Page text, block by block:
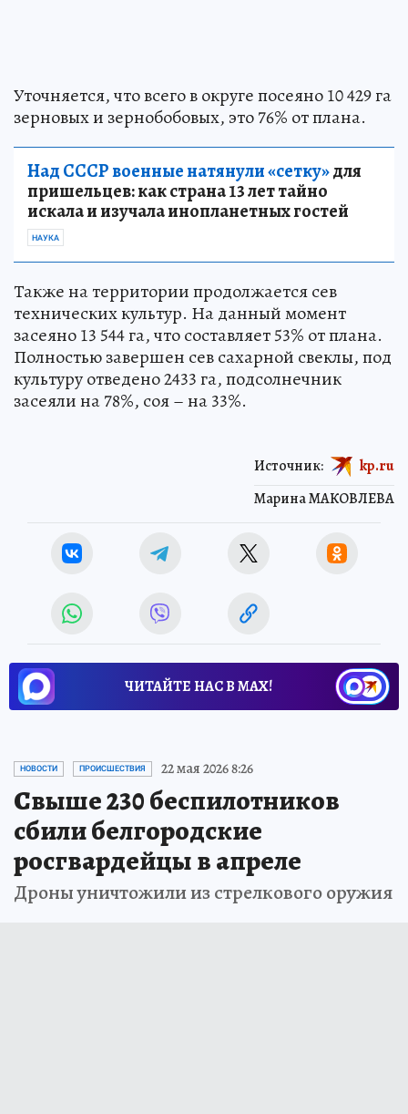
Уточняется, что всего в округе посеяно 10 429 га
зерновых и зернобобовых, это 76% от плана.
Над СССР военные натянули «сетку»для
пришельцев: как страна 13 лет тайно
искала и изучала инопланетных гостей
НАУКА
Также на территории продолжается сев
технических культур. На данный момент
засеяно 13 544 га, что составляет 53% от плана.
Полностью завершен сев сахарной свеклы, под
культуру отведено 2433 га, подсолнечник
засеяли на 78%, соя – на 33%.
Марина МАКОВЛЕВА
Источник: kp.ru
ЧИТАЙТЕ НАС В МАХ!
НОВОСТИ ПРОИСШЕСТВИЯ 22 мая 2026 8:26
Свыше 230 беспилотников
сбили белгородские
росгвардейцы в апреле
Дроны уничтожили из стрелкового оружия